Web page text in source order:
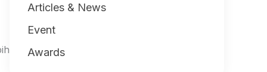
Articles & News
Event
Awards